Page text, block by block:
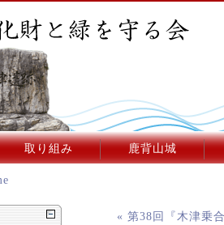
取り組み 鹿背山城
« 第38回『木津乗